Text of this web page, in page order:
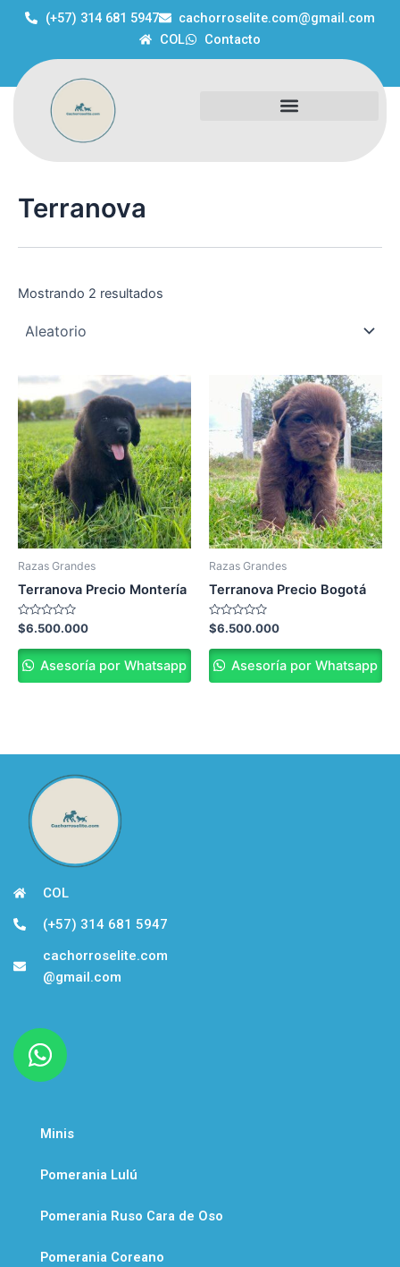
(+57) 314 681 5947
cachorroselite.com@gmail.com
COL
Contacto
Terranova
Mostrando 2 resultados
Razas Grandes
Terranova Precio Montería
Valorado
en
0
de
5
$6.500.000
Asesoría por Whatsapp
Razas Grandes
Terranova Precio Bogotá
Valorado
en
0
de
5
$6.500.000
Asesoría por Whatsapp
COL
(+57) 314 681 5947
cachorroselite.com
@gmail.com
W
h
t
s
a
p
p
Minis
Pomerania Lulú
Pomerania Ruso Cara de Oso
Pomerania Coreano